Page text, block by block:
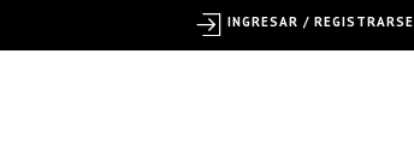
INGRESAR / REGISTRARSE